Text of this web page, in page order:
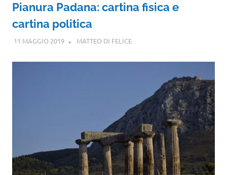
Pianura Padana: cartina fisica e
cartina politica
11 MAGGIO 2019 MATTEO DI FELICE